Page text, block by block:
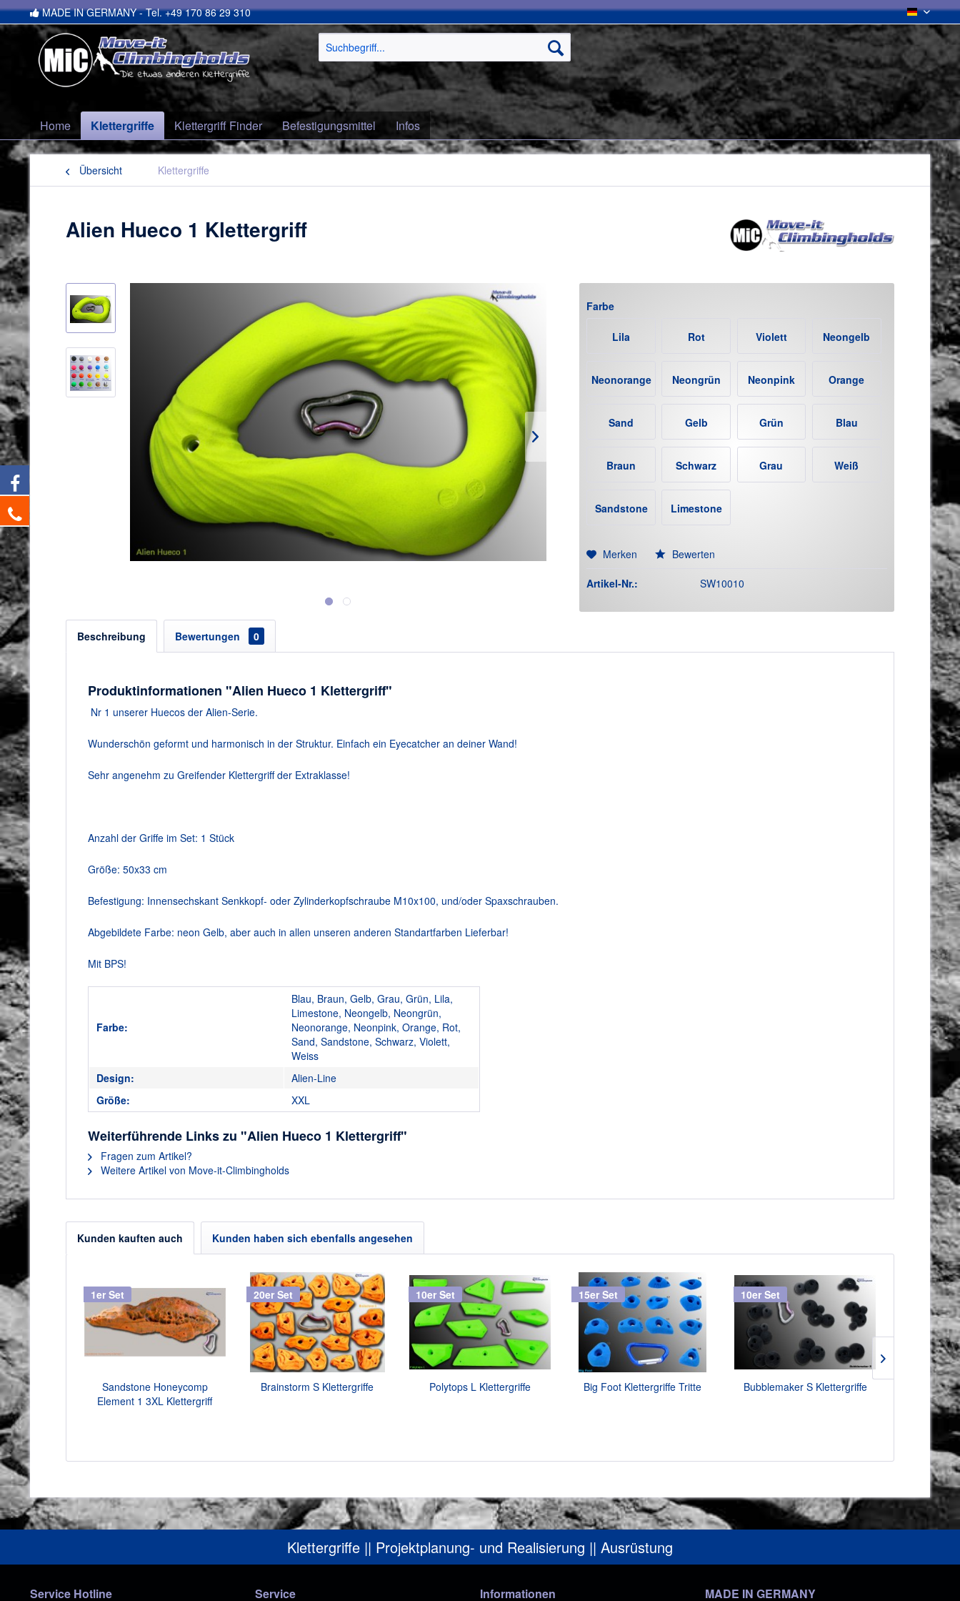
MADE IN GERMANY - Tel. +49 170 86 29 310 Deutsch
Home Klettergriffe Klettergriff Finder Befestigungsmittel Infos
Übersicht Klettergriffe
Alien Hueco 1 Klettergriff
Farbe
Lila Rot Violett Neongelb
Neonorange Neongrün Neonpink Orange
Sand Gelb Grün Blau
Braun Schwarz Grau Weiß
Sandstone
Limestone
Merken
Bewerten
Artikel-Nr.: SW10010
Beschreibung Bewertungen 0
Produktinformationen "Alien Hueco 1 Klettergriff"
Nr 1 unserer Huecos der Alien-Serie.
Wunderschön geformt und harmonisch in der Struktur. Einfach ein Eyecatcher an deiner Wand!
Sehr angenehm zu Greifender Klettergriff der Extraklasse!
Anzahl der Griffe im Set: 1 Stück
Größe: 50x33 cm
Befestigung: Innensechskant Senkkopf- oder Zylinderkopfschraube M10x100, und/oder Spaxschrauben.
Abgebildete Farbe: neon Gelb, aber auch in allen unseren anderen Standartfarben Lieferbar!
Mit BPS!
Farbe:
Blau, Braun, Gelb, Grau, Grün, Lila,
Limestone, Neongelb, Neongrün,
Neonorange, Neonpink, Orange, Rot,
Sand, Sandstone, Schwarz, Violett,
Weiss
Design:
Alien-Line
Größe:
XXL
Weiterführende Links zu "Alien Hueco 1 Klettergriff"
Fragen zum Artikel?
Weitere Artikel von Move-it-Climbingholds
Kunden kauften auch Kunden haben sich ebenfalls angesehen
1er Set
Sandstone Honeycomp
Element 1 3XL Klettergriff
20er Set
Brainstorm S Klettergriffe
10er Set
Polytops L Klettergriffe
15er Set
Big Foot Klettergriffe Tritte
10er Set
Bubblemaker S Klettergriffe
20er Set
Alien
Klettergriffe || Projektplanung- und Realisierung || Ausrüstung
Service Hotline Service Informationen MADE IN GERMANY